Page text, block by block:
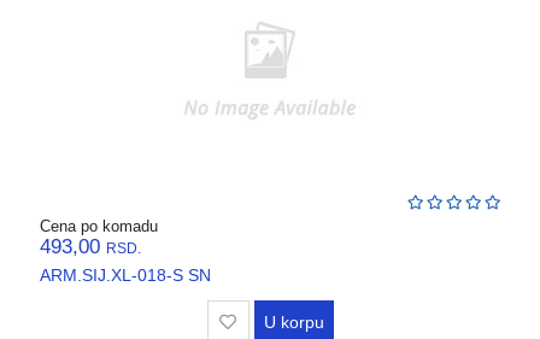
Cena po komadu
493,00 RSD.
ARM.SIJ.XL-018-S SN
U korpu